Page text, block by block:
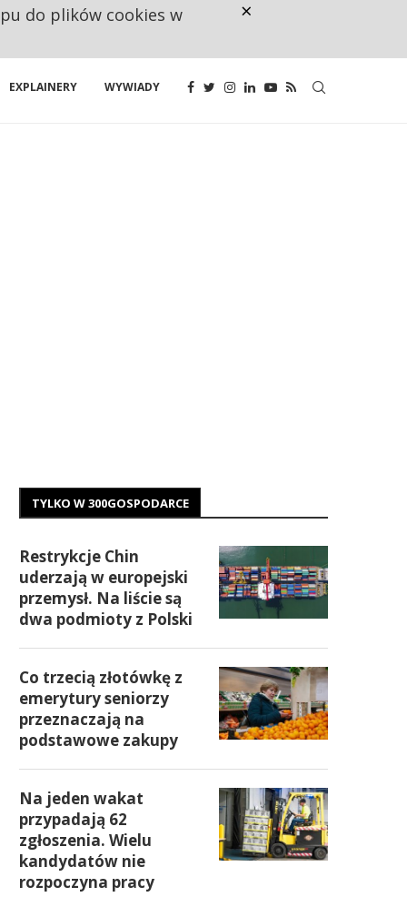
EXPLAINERY WYWIADY
TYLKO W 300GOSPODARCE
Restrykcje Chin
uderzają w europejski
przemysł. Na liście są
dwa podmioty z Polski
Co trzecią złotówkę z
emerytury seniorzy
przeznaczają na
podstawowe zakupy
Na jeden wakat
przypadają 62
zgłoszenia. Wielu
kandydatów nie
rozpoczyna pracy
do plików cookies w ×